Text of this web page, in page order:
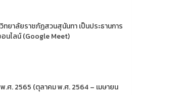
ยาลัยราชภัฏสวนสุนันทา เป็นประธานการ
นไลน์ (Google Meet)
.ศ. 2565 (ตุลาคม พ.ศ. 2564 – เมษายน